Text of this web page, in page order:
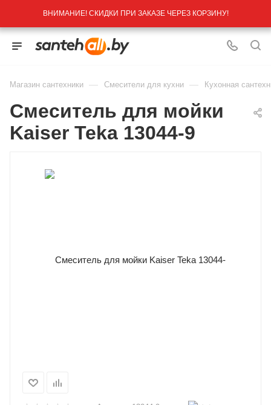
ВНИМАНИЕ! СКИДКИ ПРИ ЗАКАЗЕ ЧЕРЕЗ КОРЗИНУ!
Магазин сантехники — Смесители для кухни — Кухонная
Cмеситель для мойки
Kaiser Teka 13044-9